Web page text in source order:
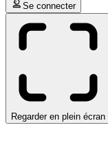
Se connecter
Regarder en plein écran